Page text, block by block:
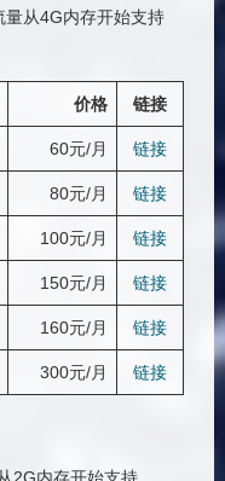
量从4G内存开始支持
价格 链接
60元/月 链接
80元/月 链接
100元/月 链接
150元/月 链接
160元/月 链接
300元/月 链接